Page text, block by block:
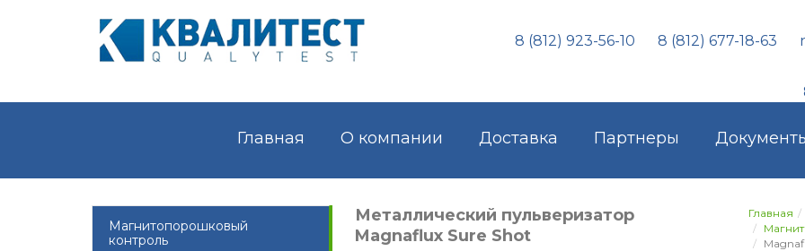
8 (812) 677-18-63
8 (812) 923-56-10
Главная О компании Доставка Партнеры
Магнитопорошковый
контроль
Металлический пульверизатор
Magnaflux Sure Shot
Главная